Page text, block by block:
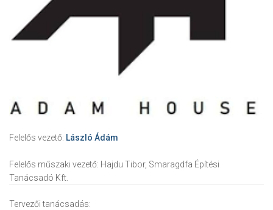
Felelős vezető: László Ádám
Felelős műszaki vezető: Hajdu Tibor, Smaragdfa Építési
Tanácsadó Kft.
Tervezői tanácsadás: